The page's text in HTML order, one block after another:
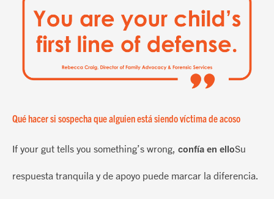
Qué hacer si sospecha que alguien está siendo víctima de acoso
If your gut tells you something’s wrong, confía en elloSu
respuesta tranquila y de apoyo puede marcar la diferencia.